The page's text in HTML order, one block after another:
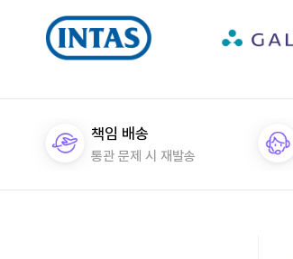
책임 배송
통관 문제 시 재발송